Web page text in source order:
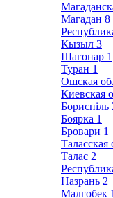
Магадан 8
Кызыл 3
Шагонар 1
Туран 1
Ошская
Киевская
Бориспіль
Боярка 1
Бровари 1
Таласская
Талас 2
Назрань 2
Малгобек 1